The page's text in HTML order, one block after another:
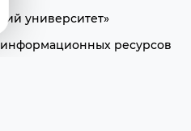
университет»
информационных ресурсов
на первоисточник.